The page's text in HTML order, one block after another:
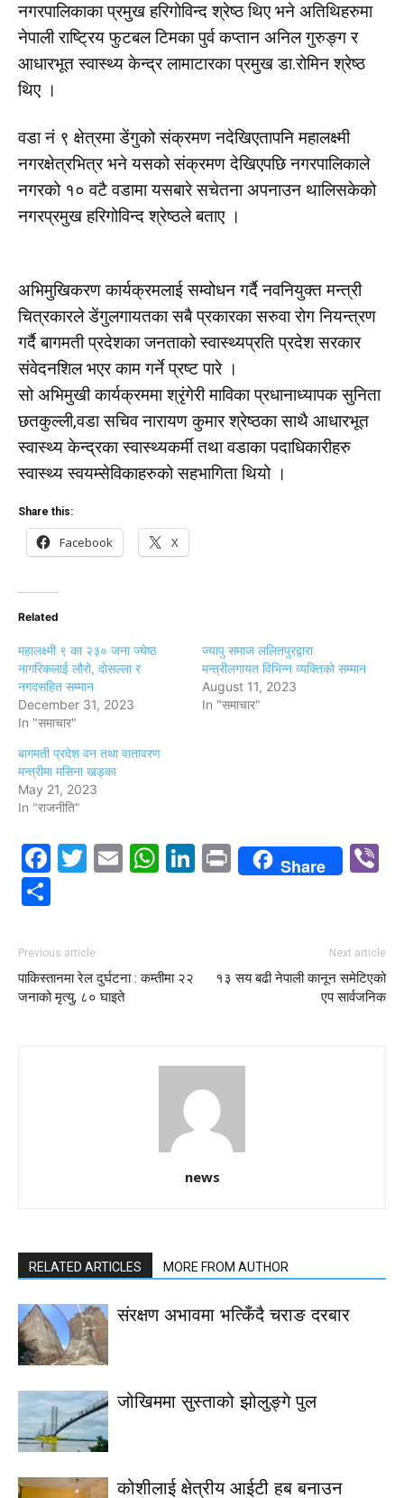
नगरपालिकाका प्रमुख हरिगोविन्द श्रेष्ठ थिए भने अतिथिहरुमा
नेपाली राष्ट्रिय फुटबल टिमका पुर्व कप्तान अनिल गुरुङ्ग र
आधारभूत स्वास्थ्य केन्द्र लामाटारका प्रमुख डा.रोमिन श्रेष्ठ
थिए ।
वडा नं ९ क्षेत्रमा डेंगुको संक्रमण नदेखिएतापनि महालक्ष्मी
नगरक्षेत्रभित्र भने यसको संक्रमण देखिएपछि नगरपालिकाले
नगरको १० वटै वडामा यसबारे सचेतना अपनाउन थालिसकेको
नगरप्रमुख हरिगोविन्द श्रेष्ठले बताए ।
अभिमुखिकरण कार्यक्रमलाई सम्वोधन गर्दै नवनियुक्त मन्त्री
चित्रकारले डेंगुलगायतका सबै प्रकारका सरुवा रोग नियन्त्रण
गर्दै बागमती प्रदेशका जनताको स्वास्थ्यप्रति प्रदेश सरकार
संवेदनशिल भएर काम गर्ने प्रष्ट पारे ।
सो अभिमुखी कार्यक्रममा श्रृंगेरी माविका प्रधानाध्यापक सुनिता
छतकुल्ली,वडा सचिव नारायण कुमार श्रेष्ठका साथै आधारभूत
स्वास्थ्य केन्द्रका स्वास्थ्यकर्मी तथा वडाका पदाधिकारीहरु
स्वास्थ्य स्वयम्सेविकाहरुको सहभागिता थियो ।
Share this:
Facebook X
Related
महालक्ष्मी ९ का २३० जना ज्येष्ठ
नागरिकलाई लौरो, दोसल्ला र
नगदसहित सम्मान
December 31, 2023
In "समाचार"
ज्यापु समाज ललितपुरद्वारा
मन्त्रीलगायत विभिन्न व्यक्तिको सम्मान
August 11, 2023
In "समाचार"
बागमती प्रदेश वन तथा वातावरण
मन्त्रीमा मसिना खड्का
May 21, 2023
In "राजनीति"
Facebook
Twitter
EmailWhatsApp
LinkedIn
PrintShare
Previous article
पाकिस्तानमा रेल दुर्घटना : कम्तीमा २२
जनाको मृत्यु, ८० घाइते
Next article
१३ सय बढी नेपाली कानून समेटिएको
एप सार्वजनिक
news
RELATED ARTICLES MORE FROM AUTHOR
संरक्षण अभावमा भत्किँदै चराङ दरबार
जोखिममा सुस्ताको झोलुङ्गे पुल
कोशीलाई क्षेत्रीय आईटी हब बनाउन